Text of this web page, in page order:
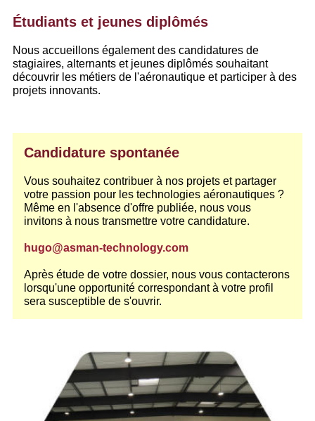
Étudiants et jeunes diplômés
Nous accueillons également des candidatures de
stagiaires, alternants et jeunes diplômés souhaitant
découvrir les métiers de l'aéronautique et participer à des
projets innovants.
Candidature spontanée
Vous souhaitez contribuer à nos projets et partager
votre passion pour les technologies aéronautiques ?
Même en l'absence d'offre publiée, nous vous
invitons à nous transmettre votre candidature.
hugo@asman-technology.com
Après étude de votre dossier, nous vous contacterons
lorsqu'une opportunité correspondant à votre profil
sera susceptible de s'ouvrir.